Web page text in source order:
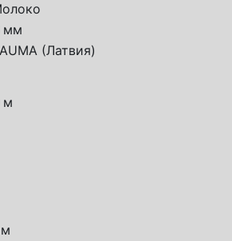
мм
(Латвия)
м